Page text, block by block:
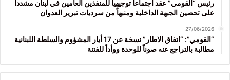
رئيس “القومي” عقد اجتماعاً توجيهياً للمنفذين العامين في لبنان مشدداً
على تحصين الجبهة الداخلية ومنبهاً من سرديات تبرير العدوان
27/06/2026
“القومي”: “اتفاق الاطار” نسخة عن 17 أيار المشؤوم والسلطة اللبنانية
مطالبة بالتراجع عنه صوناً للوحدة ووأداً للفتنة